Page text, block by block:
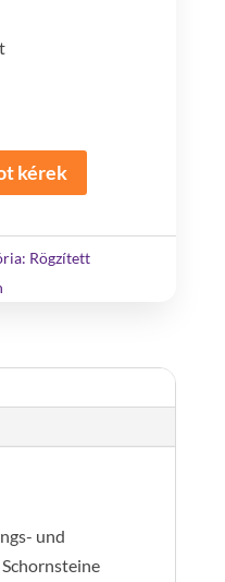
kérek
Rögzített
und